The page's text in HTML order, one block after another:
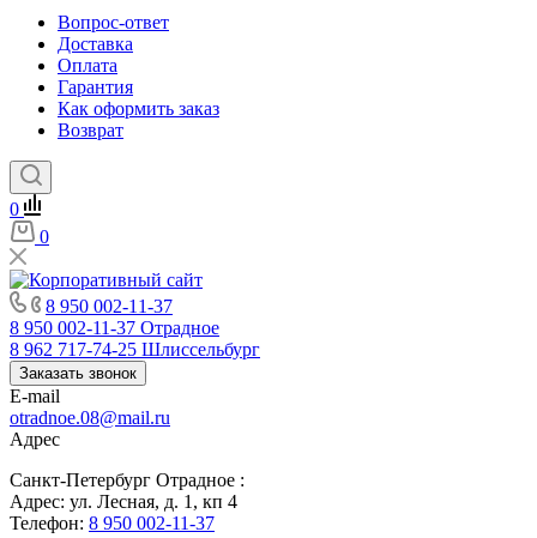
Вопрос-ответ
Доставка
Оплата
Гарантия
Как оформить заказ
Возврат
0
0
8 950 002-11-37
8 950 002-11-37 Отрадное
8 962 717-74-25 Шлиссельбург
Заказать звонок
E-mail
otradnoe.08@mail.ru
Адрес
Санкт-Петербург Отрадное :
Адрес: ул. Лесная, д. 1, кп 4
Телефон: 8 950 002-11-37